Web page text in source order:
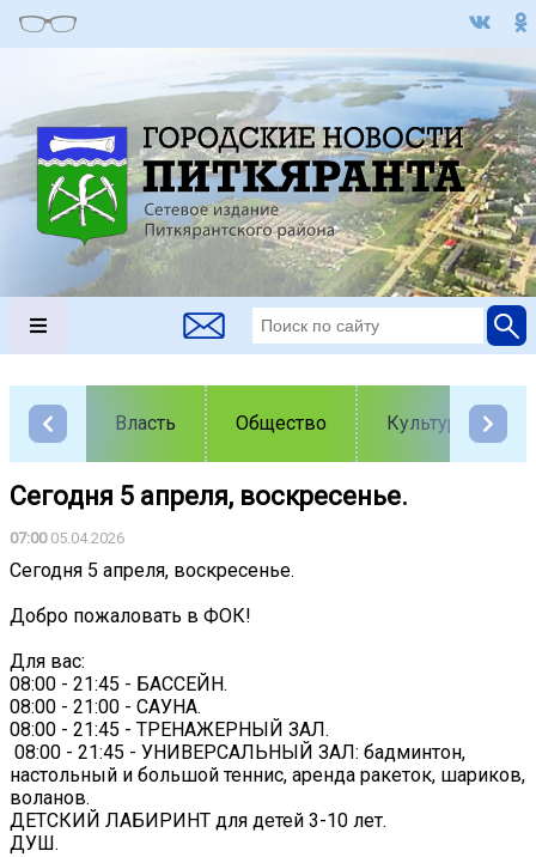
Власть Общество Культура
Сегодня 5 апреля, воскресенье.
07:0005.04.2026
Сегодня 5 апреля, воскресенье.
Добро пожаловать в ФОК!
Для вас:
08:00 - 21:45 - БАССЕЙН.
08:00 - 21:00 - САУНА.
08:00 - 21:45 - ТРЕНАЖЕРНЫЙ ЗАЛ.
‍ 08:00 - 21:45 - УНИВЕРСАЛЬНЫЙ ЗАЛ: бадминтон,
настольный и большой теннис, аренда ракеток, шариков,
воланов.
ДЕТСКИЙ ЛАБИРИНТ для детей 3-10 лет.
ДУШ.